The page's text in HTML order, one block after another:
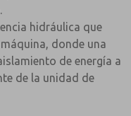
hidráulica que
donde una
de energía a
de la unidad de